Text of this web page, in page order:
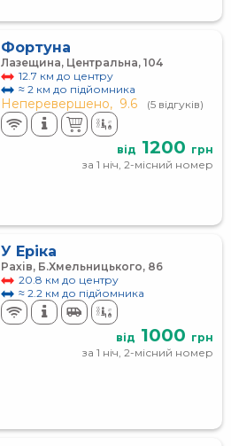
Фортуна
Лазещина, Центральна, 104
12.7 км до центру
≈ 2 км до підйомника
Неперевершено, 9.6 (5 відгуків)
від 1200 грн
за 1 ніч, 2-місний номер
У Еріка
Рахів, Б.Хмельницького, 86
20.8 км до центру
≈ 2.2 км до підйомника
від 1000 грн
за 1 ніч, 2-місний номер